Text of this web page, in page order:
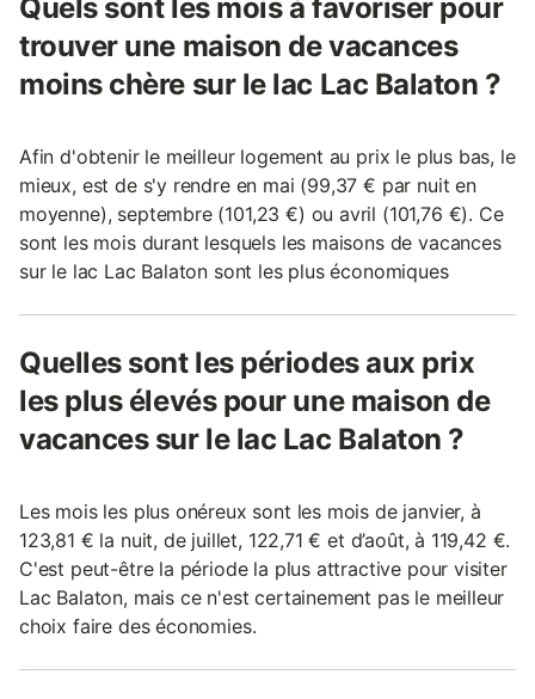
Quels sont les mois à favoriser pour
trouver une maison de vacances
moins chère sur le lac Lac Balaton ?
Afin d'obtenir le meilleur logement au prix le plus bas, le
mieux, est de s'y rendre en mai (99,37 € par nuit en
moyenne), septembre (101,23 €) ou avril (101,76 €). Ce
sont les mois durant lesquels les maisons de vacances
sur le lac Lac Balaton sont les plus économiques
Quelles sont les périodes aux prix
les plus élevés pour une maison de
vacances sur le lac Lac Balaton ?
Les mois les plus onéreux sont les mois de janvier, à
123,81 € la nuit, de juillet, 122,71 € et d’août, à 119,42 €.
C'est peut-être la période la plus attractive pour visiter
Lac Balaton, mais ce n'est certainement pas le meilleur
choix faire des économies.